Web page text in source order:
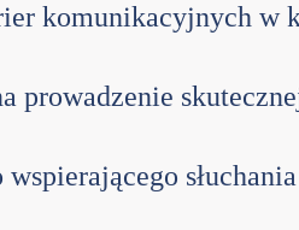
komunikacyjnych w
prowadzenie
słuchania